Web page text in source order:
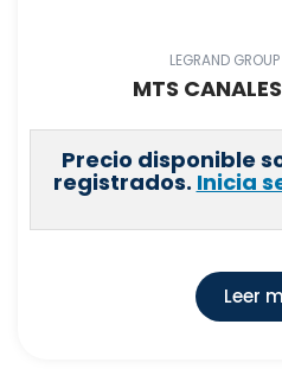
LEGRAND
MTS
Precio disponible
registrados. Inicia
Leer